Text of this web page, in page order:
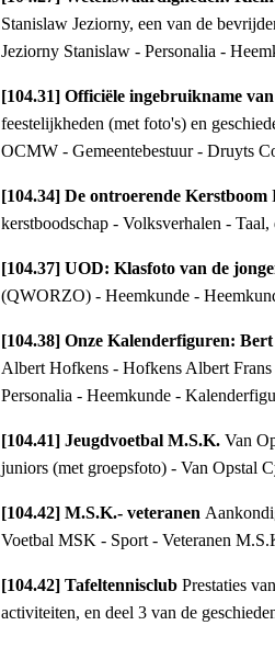
Stanislaw Jeziorny, een van de
Jeziorny Stanislaw - Personalia -
[104.31] Officiële ingebruikname
feestelijkheden (met foto's) en
OCMW - Gemeentebestuur - Druyts
[104.34] De ontroerende Kerstboom
kerstboodschap - Volksverhalen - Taal,
[104.37] UOD: Klasfoto van de
(QWORZO) - Heemkunde -
[104.38] Onze Kalenderfiguren:
Albert Hofkens - Hofkens Albert
Personalia - Heemkunde -
[104.41] Jeugdvoetbal M.S.K. Van
juniors (met groepsfoto) - Van Opstal
[104.42] M.S.K.- veteranen
Voetbal MSK - Sport - Veteranen
[104.42] Tafeltennisclub Prestaties
activiteiten, en deel 3 van de